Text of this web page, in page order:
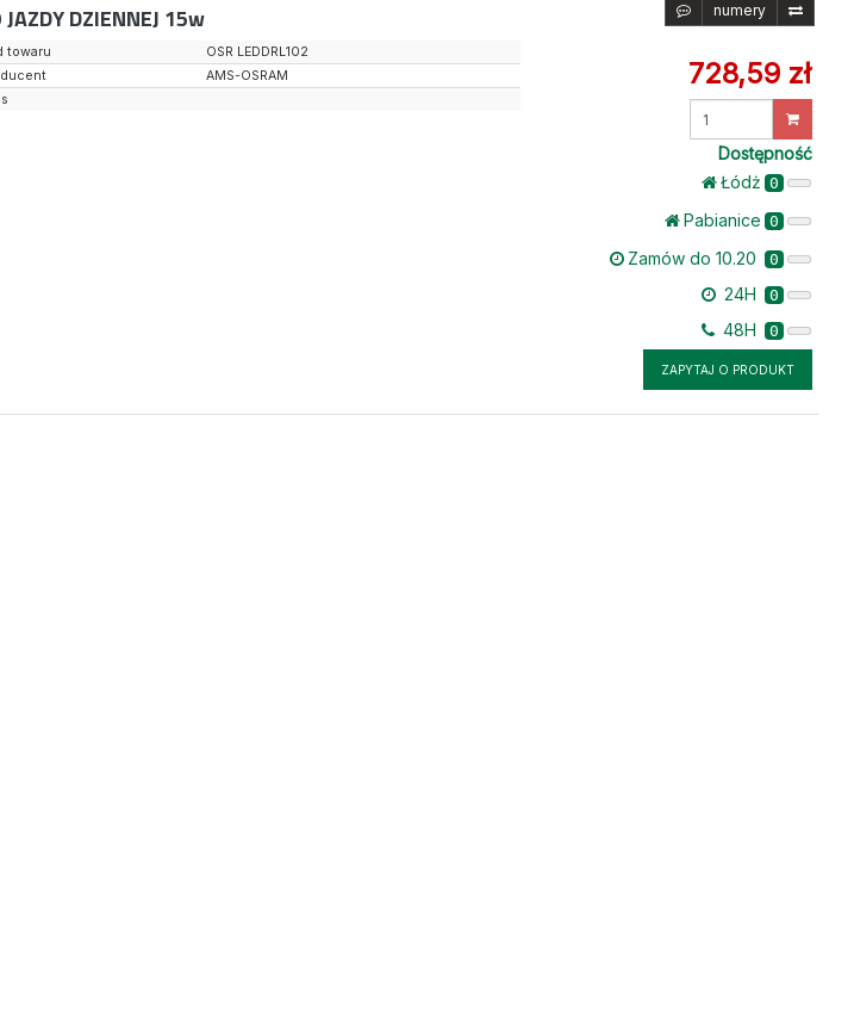
DZIENNEJ 15w numery
728,59 zł
Dostępność
Łódż 0
Pabianice 0
Zamów do 10.20 0
24H 0
48H 0
ZAPYTAJ O PRODUKT
towaru
OSR LEDDRL102
AMS-OSRAM